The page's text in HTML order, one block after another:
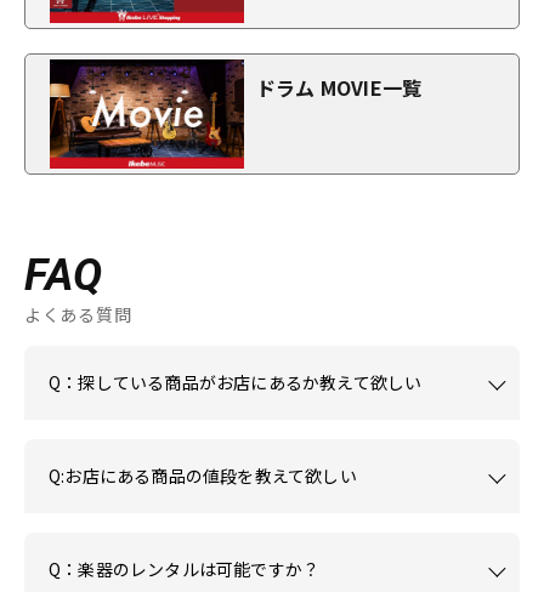
ドラム MOVIE一覧
FAQ
よくある質問
Q：探している商品がお店にあるか教えて欲しい
Q:お店にある商品の値段を教えて欲しい
Q：楽器のレンタルは可能ですか？